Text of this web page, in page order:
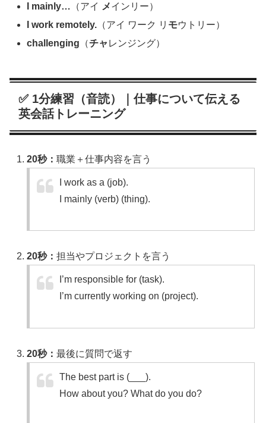
I mainly… （アイ メインリー）
I work remotely. （アイ ワーク リ モウトリー）
challenging （チャ レンジング）
✅ 1分練習（音読）｜仕事について伝える
英会話トレーニング
20秒：職業＋仕事内容を言う
I work as a (job).
I mainly (verb) (thing).
20秒：担当やプロジェクトを言う
I’m responsible for (task).
I’m currently working on (project).
20秒：最後に質問で返す
The best part is (___).
How about you? What do you do?